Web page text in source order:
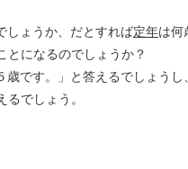
しょうか、だとすれば定年は何
とになるのでしょうか？
歳です。」と答えるでしょう
でしょう。
秘書のノウハウ